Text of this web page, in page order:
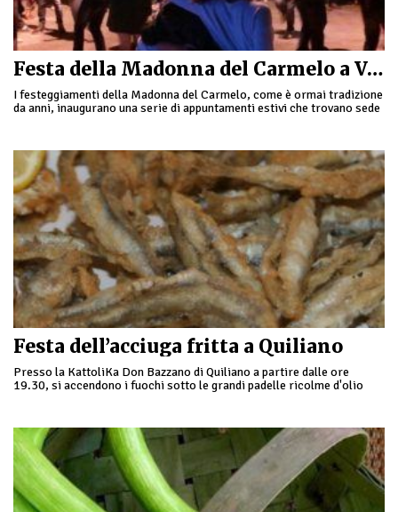
Festa della Madonna del Carmelo a Verdeggia
I festeggiamenti della Madonna del Carmelo, come è ormai tradizione
da anni, inaugurano una serie di appuntamenti estivi che trovano sede
Festa dell’acciuga fritta a Quiliano
Presso la KattoliKa Don Bazzano di Quiliano a partire dalle ore
19.30, si accendono i fuochi sotto le grandi padelle ricolme d'olio